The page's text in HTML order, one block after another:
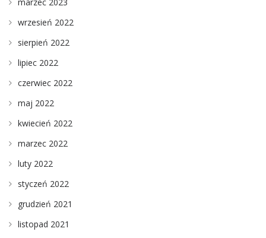
wrzesień 2022
sierpień 2022
lipiec 2022
czerwiec 2022
maj 2022
kwiecień 2022
marzec 2022
luty 2022
styczeń 2022
grudzień 2021
listopad 2021